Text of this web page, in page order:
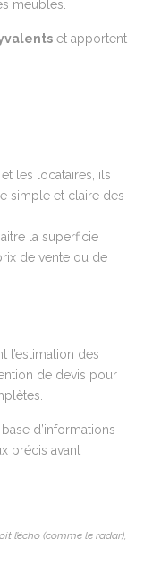
meubles.
et apportent
les locataires, ils
simple et claire des
la superficie
de vente ou de
l’estimation des
de devis pour
d’informations
précis avant
l’écho (comme le radar),